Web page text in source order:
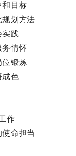
和目标
规划方法
实践
务情怀
位锻炼
成色
作
命担当